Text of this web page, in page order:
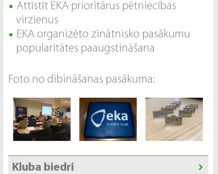
Attīstīt EKA prioritārus pētniecības
virzienus
EKA organizēto zinātnisko pasākumu
popularitātes paaugstināšana
Foto no dibināšanas pasākuma:
Kluba biedri